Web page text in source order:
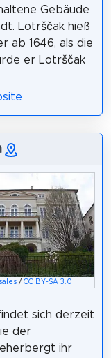
Gebäude
Lotrščak hieß
ab 1646, als die
er Lotrščak
/CC BY-SA 3.0
sich derzeit
der
ihr